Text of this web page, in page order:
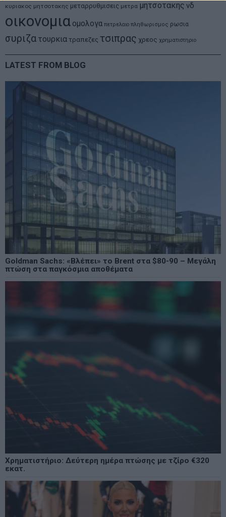
κυριακος μητσοτακης μεταρρυθμισεις μετρα μητσοτακης νδ
οικονομια ομολογα πετρελαιο πληθωρισμος ρωσια
συριζα τουρκια τραπεζες τσιπρας χρεος χρηματιστηριο
LATEST FROM BLOG
Goldman Sachs: «Βλέπει» το Brent στα $80-90 – Μεγάλη
πτώση στα παγκόσμια αποθέματα
Χρηματιστήριο: Δεύτερη ημέρα πτώσης με τζίρο €320
εκατ.